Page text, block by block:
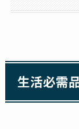
生活必需